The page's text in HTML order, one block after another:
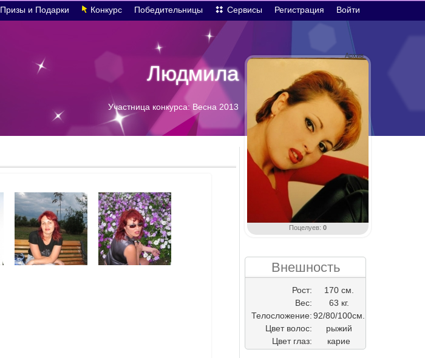
Призы и Подарки Конкурс Победительницы Сервисы Регистрация Войти
Людмила
Участница конкурса: Весна 2013
Архив
Поцелуев: 0
Внешность
Рост:
170 см.
Вес:
63 кг.
Телосложение:92/80/100см.
Цвет волос:
рыжий
Цвет глаз:
карие